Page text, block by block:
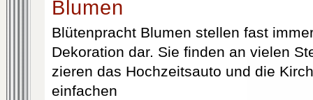
Blumen
Blütenpracht Blumen stellen fast
Dekoration dar. Sie finden an vielen
zieren das Hochzeitsauto und die
einfachen